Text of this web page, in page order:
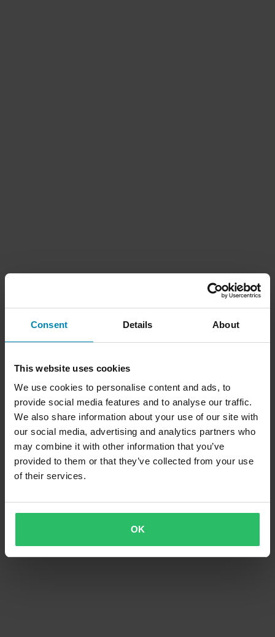
Consent Details About
This website uses cookies
We use cookies to personalise content and ads, to
provide social media features and to analyse our traffic.
We also share information about your use of our site with
our social media, advertising and analytics partners who
may combine it with other information that you’ve
provided to them or that they’ve collected from your use
of their services.
OK